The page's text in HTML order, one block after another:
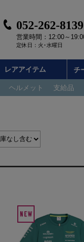
052-262-8139
営業時間：12:00～
定休日：火･水曜日
レアアイテム チ
ヘルメット 支給品